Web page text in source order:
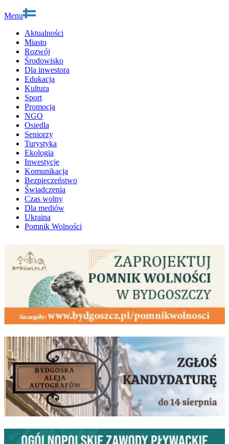
Menu
Aktualności
Miasto
Rozwój
Środowisko
Dla inwestora
Edukacja
Kultura
Sport
Promocja
NGO
Osiedla
Seniorzy
Turystyka
Ekologia
Inwestycje
Komunikacja
Bezpieczeństwo
Świadczenia
Czas wolny
Dla mediów
Ukraina
Pomnik Wolności